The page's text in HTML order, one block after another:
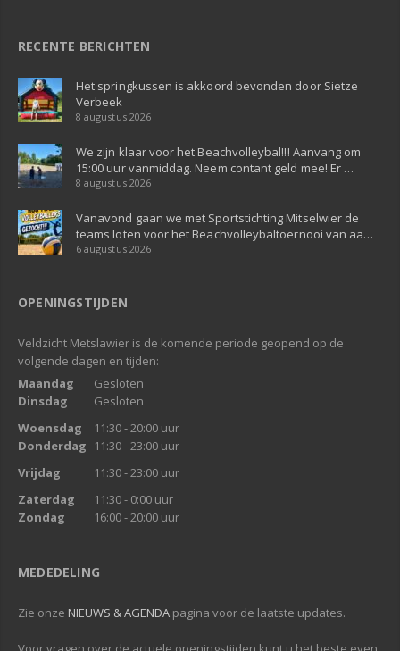
RECENTE BERICHTEN
Het springkussen is akkoord bevonden door Sietze
Verbeek
8 augustus 2026
We zijn klaar voor het Beachvolleybal!!! Aanvang om
15:00 uur vanmiddag. Neem contant geld mee! Er …
8 augustus 2026
Vanavond gaan we met Sportstichting Mitselwier de
teams loten voor het Beachvolleybaltoernooi van aa…
6 augustus 2026
OPENINGSTIJDEN
Veldzicht Metslawier is de komende periode geopend op de
volgende dagen en tijden:
Maandag
Gesloten
Dinsdag
Gesloten
Woensdag
11:30 - 20:00 uur
Donderdag
11:30 - 23:00 uur
Vrijdag
11:30 - 23:00 uur
Zaterdag
11:30 - 0:00 uur
Zondag
16:00 - 20:00 uur
MEDEDELING
Zie onze NIEUWS & AGENDA pagina voor de laatste updates.